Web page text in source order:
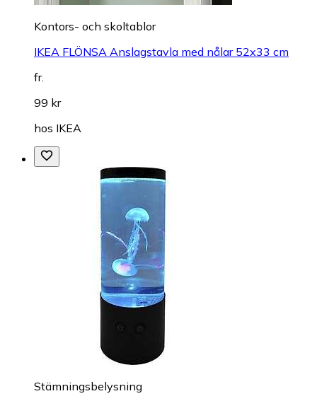
Kontors- och skoltablor
IKEA FLÖNSA Anslagstavla med nålar 52x33 cm
fr.
99 kr
hos IKEA
Stämningsbelysning